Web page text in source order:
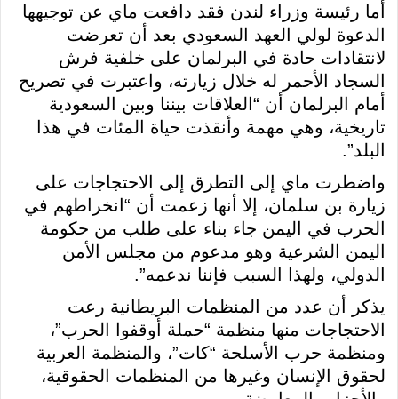
أما رئيسة وزراء لندن فقد دافعت ماي عن توجيهها
الدعوة لولي العهد السعودي بعد أن تعرضت
لانتقادات حادة في البرلمان على خلفية فرش
السجاد الأحمر له خلال زيارته، واعتبرت في تصريح
أمام البرلمان أن “العلاقات بيننا وبين السعودية
تاريخية، وهي مهمة وأنقذت حياة المئات في هذا
البلد”.
واضطرت ماي إلى التطرق إلى الاحتجاجات على
زيارة بن سلمان، إلا أنها زعمت أن “انخراطهم في
الحرب في اليمن جاء بناء على طلب من حكومة
اليمن الشرعية وهو مدعوم من مجلس الأمن
الدولي، ولهذا السبب فإننا ندعمه”.
يذكر أن عدد من المنظمات البريطانية رعت
الاحتجاجات منها منظمة “حملة أوقفوا الحرب”،
ومنظمة حرب الأسلحة “كات”، والمنظمة العربية
لحقوق الإنسان وغيرها من المنظمات الحقوقية،